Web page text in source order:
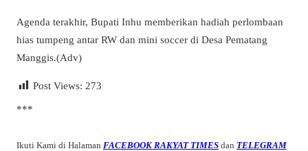
Agenda terakhir, Bupati Inhu memberikan hadiah perlombaan
hias tumpeng antar RW dan mini soccer di Desa Pematang
Manggis.(Adv)
Post Views: 273
***
Ikuti Kami di Halaman FACEBOOK RAKYAT TIMES dan TELEGRAM